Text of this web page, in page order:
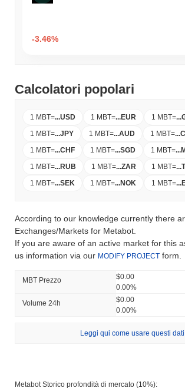
-3.46%
Calcolatori popolari
1 MBT=...USD 1 MBT=...EUR 1 MBT=...
1 MBT=...JPY 1 MBT=...AUD 1 MBT=...
1 MBT=...CHF 1 MBT=...SGD 1 MBT=...
1 MBT=...RUB 1 MBT=...ZAR 1 MBT=...
1 MBT=...SEK 1 MBT=...NOK 1 MBT=...
According to our knowledge currently there
Exchanges/Markets for Metabot.
If you are aware of an active market for this
us information via our MODIFY PROJECT form.
MBT Prezzo
$0.00
0.00%
Volume 24h
$0.00
0.00%
Leggi qui come usare questi dati
Metabot Storico profondità di mercato (10%):